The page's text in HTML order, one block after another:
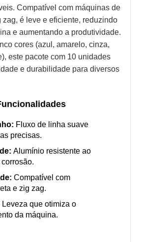
Compatível com máquinas de
zag, é leve e eficiente, reduzindo
e aumentando a produtividade.
cores (azul, amarelo, cinza,
este pacote com 10 unidades
e durabilidade para diversos
Fluxo de linha suave
precisas.
Alumínio resistente ao
Compatível com
e zig zag.
Leveza que otimiza o
da máquina.